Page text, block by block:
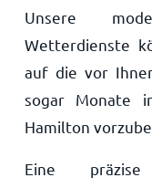
Unsere
Wetterdienste
auf die vor
sogar Monate
Hamilton
Eine